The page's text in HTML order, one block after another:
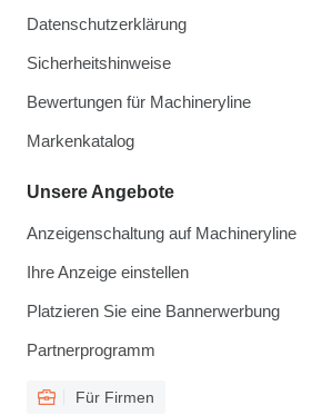
Datenschutzerklärung
Sicherheitshinweise
Bewertungen für Machineryline
Markenkatalog
Unsere Angebote
Anzeigenschaltung auf Machineryline
Ihre Anzeige einstellen
Platzieren Sie eine Bannerwerbung
Partnerprogramm
Für Firmen